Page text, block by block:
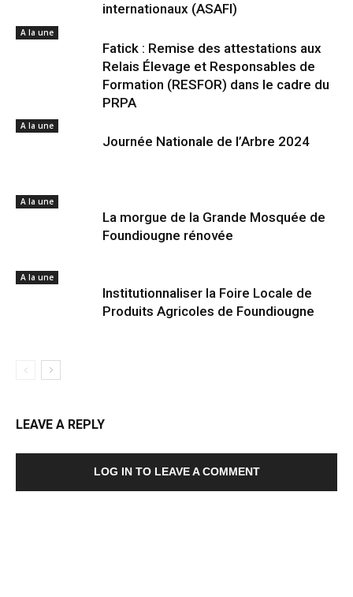
internationaux (ASAFI)
A la une
Fatick : Remise des attestations aux
Relais Élevage et Responsables de
Formation (RESFOR) dans le cadre du
PRPA
A la une
Journée Nationale de l’Arbre 2024
A la une
La morgue de la Grande Mosquée de
Foundiougne rénovée
A la une
Institutionnaliser la Foire Locale de
Produits Agricoles de Foundiougne
LEAVE A REPLY
LOG IN TO LEAVE A COMMENT